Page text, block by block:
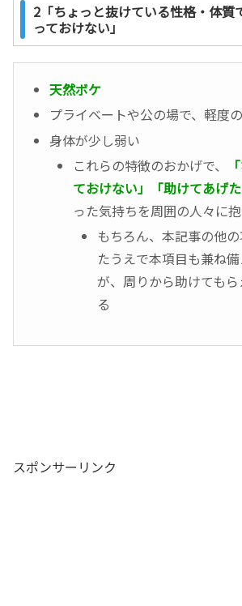
2「ちょっと抜けている性格・体質
っておけない」
天然ボケ
プライベートや公の場で、軽度
身体が少し弱い
これらの特徴のおかげで、
ておけない」「助けてあげた
った気持ちを周囲の人々に
もちろん、本記事の他
たうえで本項目も兼ね
が、周りから助けても
る
スポンサーリンク